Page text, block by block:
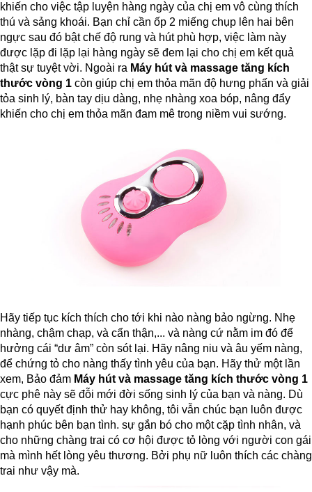
khiến cho việc tập luyện hàng ngày của chị em vô cùng thích
thú và sảng khoái. Bạn chỉ cần ốp 2 miếng chụp lên hai bên
ngực sau đó bật chế độ rung và hút phù hợp, việc làm này
được lặp đi lặp lại hàng ngày sẽ đem lại cho chị em kết quả
thật sự tuyệt vời. Ngoài ra Máy hút và massage tăng kích
thước vòng 1 còn giúp chị em thỏa mãn độ hưng phấn và giải
tỏa sinh lý, bàn tay dịu dàng, nhẹ nhàng xoa bóp, nâng đẩy
khiến cho chị em thỏa mãn đam mê trong niềm vui sướng.
Hãy tiếp tục kích thích cho tới khi nào nàng bảo ngừng. Nhẹ
nhàng, chậm chạp, và cẩn thận,... và nàng cứ nằm im đó để
hưởng cái “dư âm” còn sót lại. Hãy nâng niu và âu yếm nàng,
để chứng tỏ cho nàng thấy tình yêu của bạn. Hãy thử một lần
xem, Bảo đảm Máy hút và massage tăng kích thước vòng 1
cực phê này sẽ đỗi mới đời sống sinh lý của bạn và nàng. Dù
bạn có quyết định thử hay không, tôi vẫn chúc bạn luôn được
hạnh phúc bên bạn tình. sự gắn bó cho một cặp tình nhân, và
cho những chàng trai có cơ hội được tỏ lòng với người con gái
mà mình hết lòng yêu thương. Bởi phụ nữ luôn thích các chàng
trai như vậy mà.